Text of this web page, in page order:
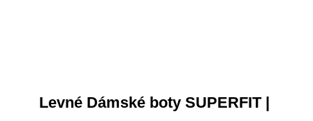
Levné Dámské boty SUPERFIT |